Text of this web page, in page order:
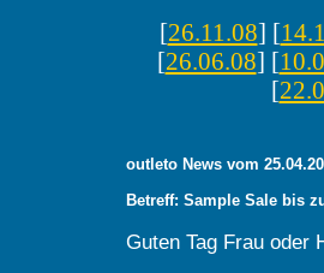
[26.11.08] [
[26.06.08] [
[
outleto News vom
Betreff: Sample Sale bis
Guten Tag Frau oder